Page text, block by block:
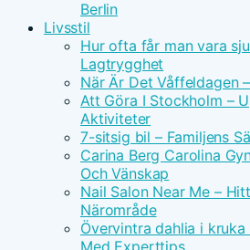
Berlin
Livsstil
Hur ofta får man vara
Lagtrygghet
När Är Det Våffeldagen
Att Göra I Stockholm –
Aktiviteter
7-sitsig bil – Familjens
Carina Berg Carolina
Och Vänskap
Nail Salon Near Me –
Närområde
Övervintra dahlia i
Med Experttips